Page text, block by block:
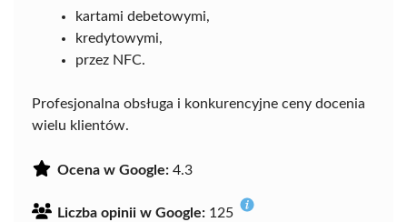
kartami debetowymi,
kredytowymi,
przez NFC.
Profesjonalna obsługa i konkurencyjne ceny docenia
wielu klientów.
Ocena w Google: 4.3
Liczba opinii w Google: 125